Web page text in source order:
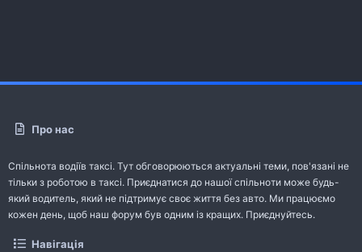
Про нас
Спільнота водіїв таксі. Тут обговорюються актуальні теми, пов'язані не
тільки з роботою в таксі. Приєднатися до нашої спільноти може будь-
який водитель, який не підтримує своє життя без авто. Ми працюємо
кожен день, щоб наш форум був одним із кращих. Приєднуйтесь.
Навігація